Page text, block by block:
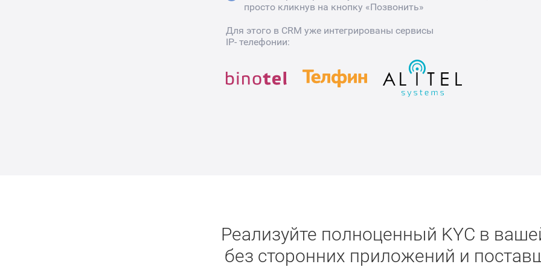
просто кликнув на кнопку «Позвонить»
Для этого в CRM уже интегрированы сервисы
IP- телефонии:
Реализуйте полноценный KYC в
без сторонних приложений и